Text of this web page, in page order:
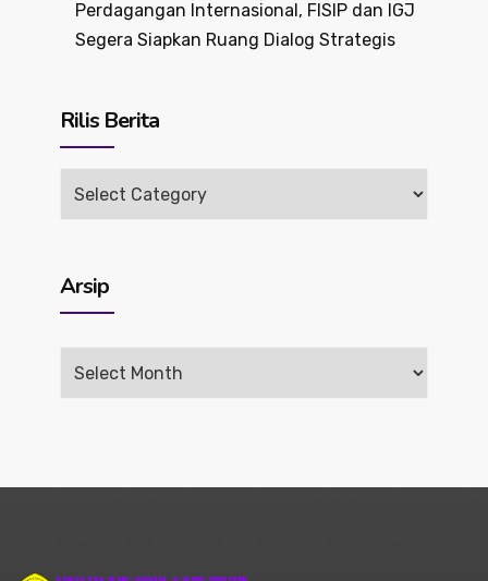
Perdagangan Internasional, FISIP dan IGJ
Segera Siapkan Ruang Dialog Strategis
Rilis Berita
Rilis
Arsip
Arsip